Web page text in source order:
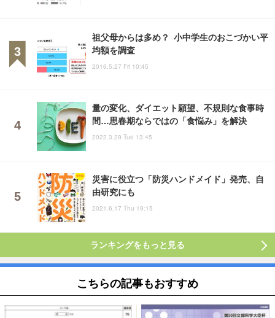
祖父母からは多め？ 小中学生のおこづかい平
均額を調査
2016.5.27 Fri 10:45
量の変化、ダイエット願望、不規則な食事時
間…思春期ならではの「食悩み」を解決
2022.3.29 Tue 13:45
災害に役立つ「防災ハンドメイド」発売、自
由研究にも
2021.6.17 Thu 19:15
ランキングをもっと見る
こちらの記事もおすすめ